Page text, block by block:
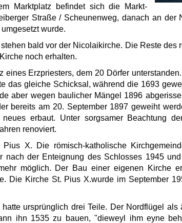
Marktplatz befindet sich die Markt-
Straße / Scheunenweg, danach an der
wurde.
bald vor der Nicolaikirche. Die Reste des
noch erhalten.
Erzpriesters, dem 20 Dörfer
das gleiche Schicksal, während die 1693
aber wegen baulicher Mängel 1896
bereits am 20. September 1897 geweiht
erbaut. Unter sorgsamer Beachtung
renoviert.
X. Die römisch-katholische
nach der Enteignung des Schlosses 1945
möglich. Der Bau einer eigenen Kirche
Die Kirche St. Pius X.wurde im September
ursprünglich drei Teile. Der Nordflügel als
ihn 1535 zu bauen, "dieweyl ihm eyne